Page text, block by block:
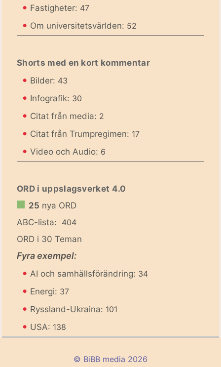
• Fastigheter: 47
• Om universitetsvärlden: 52
Shorts med en kort kommentar
• Bilder: 43
• Infografik: 30
• Citat från media: 2
• Citat från Trumpregimen: 17
• Video och Audio: 6
ORD i uppslagsverket 4.0
25 nya ORD
ABC-lista: 404
ORD i 30 Teman
Fyra exempel:
• AI och samhällsförändring: 34
• Energi: 37
• Ryssland-Ukraina: 101
• USA: 138
© BiBB media 2026